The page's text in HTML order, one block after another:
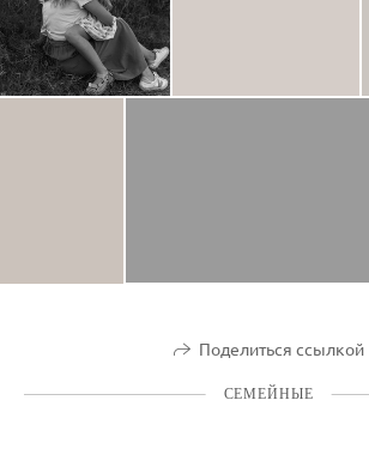
Поделиться ссылкой
СЕМЕЙНЫЕ